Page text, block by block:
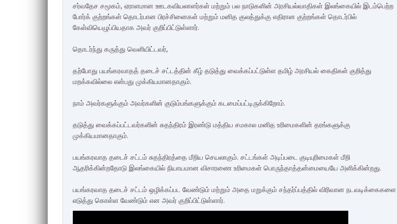
சர்வதேச சமூகம், ஏராளமான ஊடகவியலாளர்கள் மற்றும் பல நாடுகளின் அரசியல்வாதிகள் இலங்கையில் இடம்பெற்ற
போர்க் குற்றங்கள் தொடர்பான பிரச்சினைகள் மற்றும் மனித குலத்துக்கு எதிரான குற்றங்கள் தொடர்பில்
கேள்வியெழுப்பியதாக அவர் குறிப்பிட்டுள்ளார்.
தொடர்ந்து கருத்து வெளியிட்டவர்,
தற்போது பயங்கரவாதத் தடைச் சட்டத்தின் கீழ் தடுத்து வைக்கப்பட்டுள்ள தமிழ் அரசியல் கைதிகள் குறித்து
மறக்கவில்லை என்பது முக்கியமானதாகும்.
நாம் அவர்களுக்கும் அவர்களின் குடும்பங்களுக்கும் கடமைப்பட்டிருக்கிறோம்.
தடுத்து வைக்கப்பட்டவர்களின் சுதந்திரம் இரண்டு மத்திய சமகால மனித உரிமைகளின் தரங்களுக்கு
முக்கியமானதாகும்.
பயங்கரவாத தடைச் சட்டம் சுதந்திரத்தை மீறிய செயலாகும். சட்டங்கள் அடிப்படை குடியுரிமைகள் மீறி
ஆதரிக்கின்றதோடு இலங்கையில் நியாயமான விசாரணை உரிமைகள் பொருந்தாத்தன்மையையே அளிக்கின்றது.
பயங்கரவாத தடைச் சட்டம் ஒழிக்கப்பட வேண்டும் மற்றும் அதை மறுக்கும் சந்தர்ப்பத்தில் விரிவான நடவடிக்கைகளை
எடுத்து கொள்ள வேண்டும் என அவர் குறிப்பிட்டுள்ளார்.